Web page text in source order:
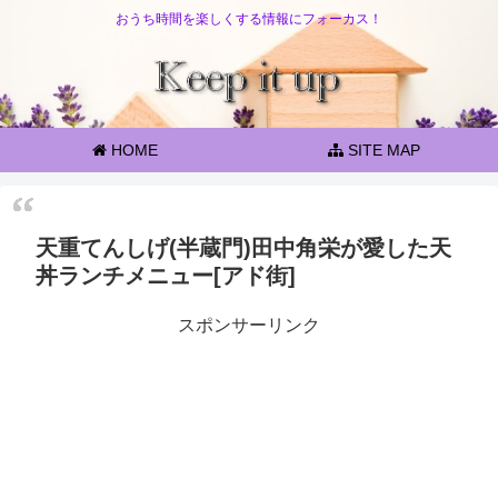
おうち時間を楽しくする情報にフォーカス！
HOME SITE MAP
天重てんしげ(半蔵門)田中角栄が愛した天
丼ランチメニュー[アド街]
スポンサーリンク